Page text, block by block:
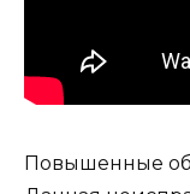
Повышенные